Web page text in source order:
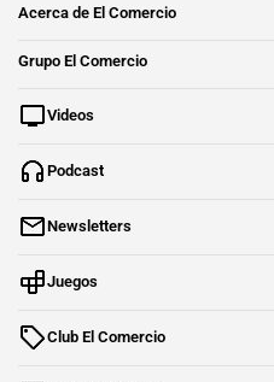
Acerca de El Comercio
Grupo El Comercio
Videos
Podcast
Newsletters
Juegos
Club El Comercio